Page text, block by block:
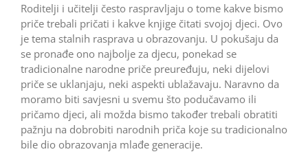
Roditelji i učitelji često raspravljaju o tome kakve bismo
priče trebali pričati i kakve knjige čitati svojoj djeci. Ovo
je tema stalnih rasprava u obrazovanju. U pokušaju da
se pronađe ono najbolje za djecu, ponekad se
tradicionalne narodne priče preuređuju, neki dijelovi
priče se uklanjaju, neki aspekti ublažavaju. Naravno da
moramo biti savjesni u svemu što podučavamo ili
pričamo djeci, ali možda bismo također trebali obratiti
pažnju na dobrobiti narodnih priča koje su tradicionalno
bile dio obrazovanja mlađe generacije.